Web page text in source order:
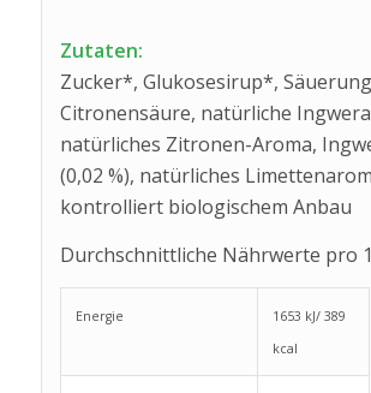
Zutaten:
Zucker*, Glukosesirup*,
Citronensäure, natürliche
natürliches Zitronen-Aroma,
(0,02 %), natürliches
kontrolliert biologischem Anbau
Durchschnittliche Nährwerte pro
Energie
1653 kJ/ 389
kcal